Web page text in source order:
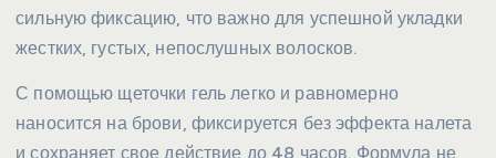
сильную фиксацию, что важно для успешной укладки
жестких, густых, непослушных волосков.
С помощью щеточки гель легко и равномерно
наносится на брови, фиксируется без эффекта налета
и сохраняет свое действие до 48 часов. Формула не